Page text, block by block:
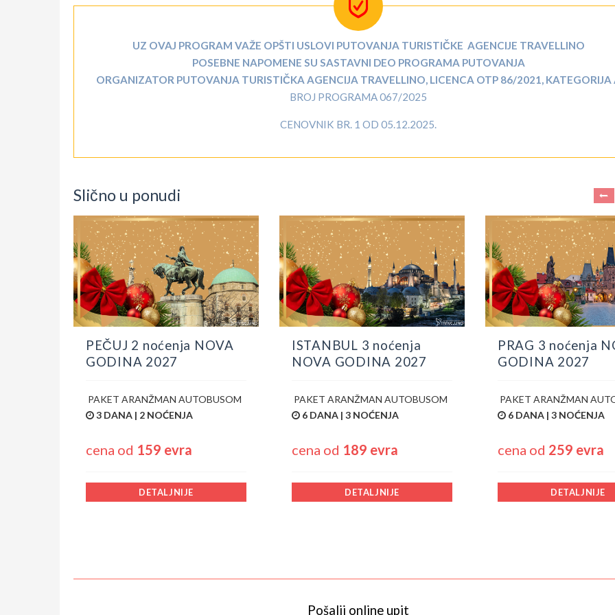
UZ OVAJ PROGRAM VAŽE OPŠTI USLOVI PUTOVANJA TURISTIČKE AGENCIJE TRAVELLINO
POSEBNE NAPOMENE SU SASTAVNI DEO PROGRAMA PUTOVANJA
ORGANIZATOR PUTOVANJA TURISTIČKA AGENCIJA TRAVELLINO, LICENCA OTP 86/2021, KATEGORIJA
BROJ PROGRAMA 067/2025
CENOVNIK BR. 1 OD 05.12.2025.
Slično u ponudi
PEČUJ 2 noćenja NOVA
GODINA 2027
PAKET ARANŽMAN AUTOBUSOM
3 DANA | 2 NOĆENJA
cena od 159 evra
DETALJNIJE
ISTANBUL 3 noćenja
NOVA GODINA 2027
PAKET ARANŽMAN AUTOBUSOM
6 DANA | 3 NOĆENJA
cena od 189 evra
DETALJNIJE
PRAG 3 noćenja
GODINA 2027
PAKET ARANŽMAN
6 DANA | 3 NOĆENJA
cena od 259 evra
DETALJNIJE
Pošalji online upit